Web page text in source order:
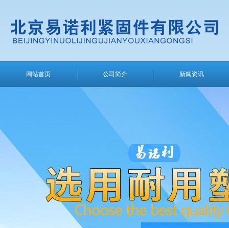
网站首页 公司简介 新闻资讯